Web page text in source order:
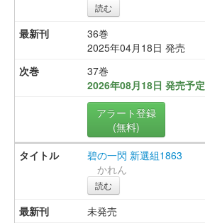
読む
36巻
2025年04月18日 発売
37巻
2026年08月18日 発売予定
アラート登録
(無料)
碧の一閃 新選組1863
かれん
読む
未発売